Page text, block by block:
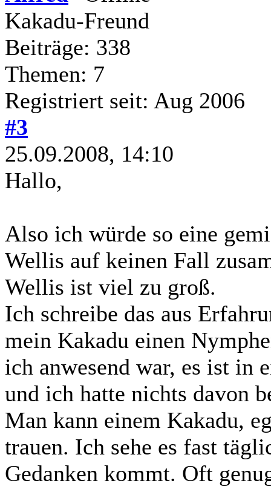
Kakadu-Freund
Beiträge: 338
Themen: 7
Registriert seit: Aug 2006
#3
25.09.2008, 14:10
Hallo,
Also ich würde so eine
Wellis auf keinen Fall
Wellis ist viel zu groß.
Ich schreibe das aus
mein Kakadu einen
ich anwesend war, es ist in
und ich hatte nichts davon
Man kann einem Kakadu,
trauen. Ich sehe es fast
Gedanken kommt. Oft